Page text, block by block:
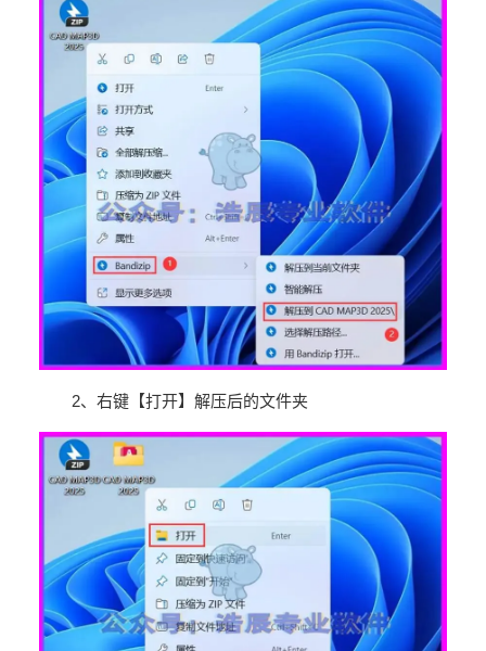
2、右键【打开】解压后的文件夹